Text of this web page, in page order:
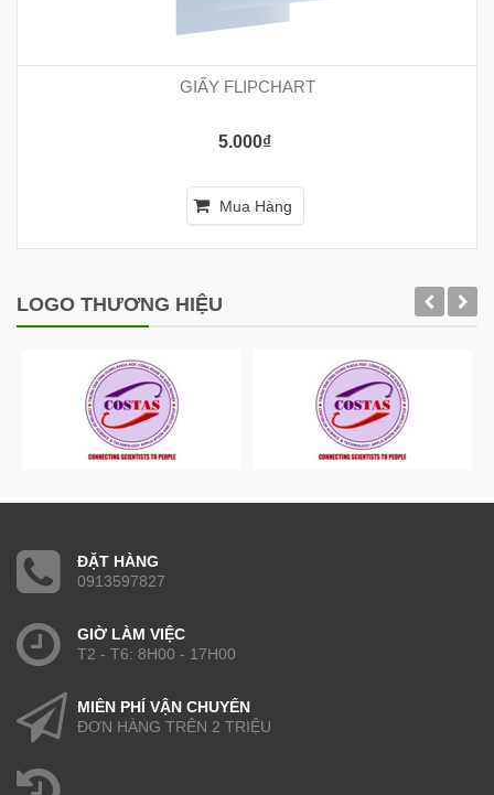
GIẤY FLIPCHART
5.000₫
Mua Hàng
LOGO THƯƠNG HIỆU
ĐẶT HÀNG
0913597827
GIỜ LÀM VIỆC
T2 - T6: 8H00 - 17H00
MIỄN PHÍ VẬN CHUYỂN
ĐƠN HÀNG TRÊN 2 TRIỆU